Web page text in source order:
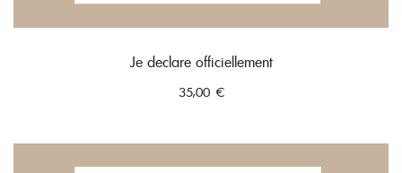
Je declare officiellement
35,00 €